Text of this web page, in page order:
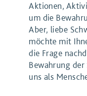
Aktionen,
um die
Aber, liebe
möchte mit
die Frage
Bewahrung
uns als